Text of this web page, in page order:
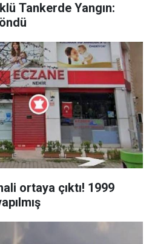
Tankerde Yangın:
ortaya çıktı! 1999